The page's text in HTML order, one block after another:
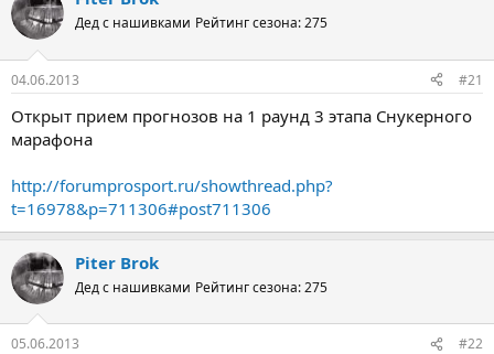
е
м
ы
ч
л
Дед с нашивками Рейтинг сезона: 275
04.06.2013 #21
Открыт прием прогнозов на 1 раунд 3 этапа Снукерного
марафона
http://forumprosport.ru/showthread.php?
t=16978&p=711306#post711306
Piter Brok
Дед с нашивками Рейтинг сезона: 275
05.06.2013 #22